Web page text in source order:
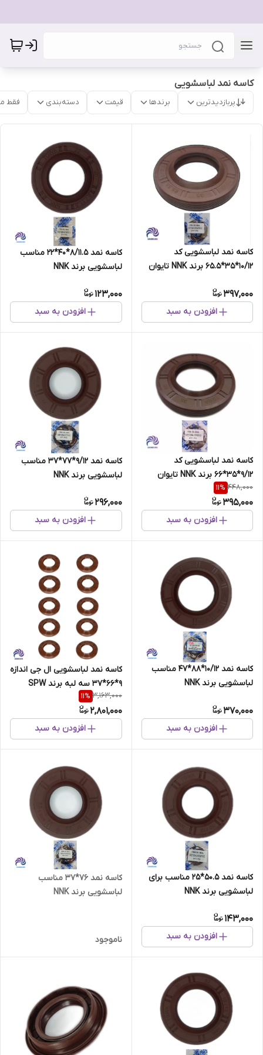
کاسه نمد لباسشویی
پربازدیدترین برندها قیمت دسته‌بندی فقط
کاسه نمد لباسشویی کد
10/12*35*65.5 برند NNK تایوان
397,000
افزودن به سبد
کاسه نمد 8/11.5*40*22 مناسب
لباسشویی برند NNK
123,000
افزودن به سبد
کاسه نمد لباسشویی کد
9/12*35*66 برند NNK تایوان
اصلی
448,000
11%
395,000
افزودن به سبد
کاسه نمد 9/12*77*37 مناسب
لباسشویی برند NNK
296,000
افزودن به سبد
کاسه نمد 10/12*88*47 مناسب
لباسشویی برند NNK
370,000
افزودن به سبد
کاسه نمد لباسشویی ال جی اندازه
9*66*37 سه لبه برند SPW
دست 10 عددی
3,163,000
11%
2,801,000
افزودن به سبد
کاسه نمد 50.5*25 مناسب برای
لباسشویی برند NNK
143,000
افزودن به سبد
کاسه نمد 76*37 مناسب
لباسشویی برند NNK
ناموجود